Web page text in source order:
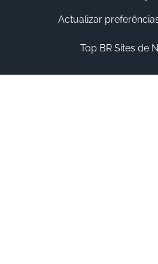
Actualizar
Top BR Sites de